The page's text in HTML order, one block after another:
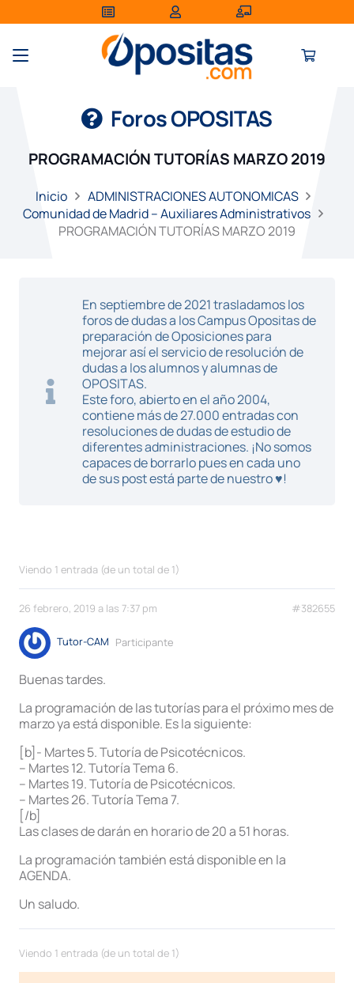
Foros OPOSITAS
PROGRAMACIÓN TUTORÍAS MARZO 2019
Inicio
ADMINISTRACIONES AUTONOMICAS
Comunidad de Madrid – Auxiliares Administrativos
PROGRAMACIÓN TUTORÍAS MARZO 2019
En septiembre de 2021 trasladamos los
foros de dudas a los Campus Opositas de
preparación de Oposiciones para
mejorar así el servicio de resolución de
dudas a los alumnos y alumnas de
OPOSITAS.
Este foro, abierto en el año 2004,
contiene más de 27.000 entradas con
resoluciones de dudas de estudio de
diferentes administraciones. ¡No somos
capaces de borrarlo pues en cada uno
de sus post está parte de nuestro ♥!
Viendo 1 entrada (de un total de 1)
26 febrero, 2019 a las 7:37 pm #382655
Tutor-CAM Participante
Buenas tardes.
La programación de las tutorías para el próximo mes de
marzo ya está disponible. Es la siguiente:
[b]- Martes 5. Tutoría de Psicotécnicos.
– Martes 12. Tutoría Tema 6.
– Martes 19. Tutoría de Psicotécnicos.
– Martes 26. Tutoría Tema 7.
[/b]
Las clases de darán en horario de 20 a 51 horas.
La programación también está disponible en la
AGENDA.
Un saludo.
Viendo 1 entrada (de un total de 1)